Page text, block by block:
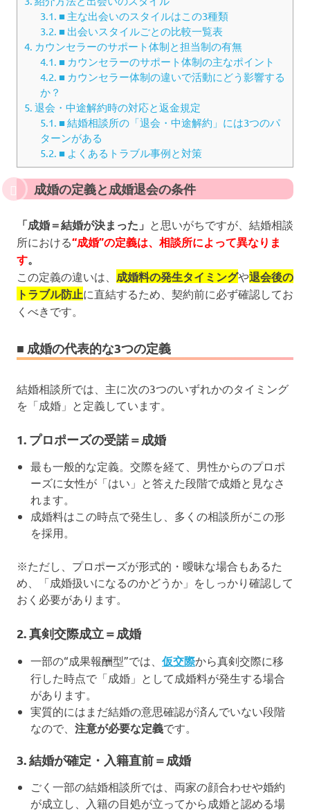
3.1. ■ 主な出会いのスタイルはこの3種類
3.2. ■ 出会いスタイルごとの比較一覧表
4. カウンセラーのサポート体制と担当制の有無
4.1. ■ カウンセラーのサポート体制の主なポイント
4.2. ■ カウンセラー体制の違いで活動にどう影響する
か？
5. 退会・中途解約時の対応と返金規定
5.1. ■ 結婚相談所の「退会・中途解約」には3つのパ
ターンがある
5.2. ■ よくあるトラブル事例と対策
成婚の定義と成婚退会の条件
「成婚＝結婚が決まった」 と思いがちですが、結婚相談
所における“成婚”の定義は、相談所によって異なりま
す。
この定義の違いは、 成婚料の発生タイミングや退会後の
トラブル防止に直結するため、契約前に必ず確認してお
くべきです。
■ 成婚の代表的な3つの定義
結婚相談所では、主に次の3つのいずれかのタイミング
を「成婚」と定義しています。
1. プロポーズの受諾＝成婚
最も一般的な定義。交際を経て、男性からのプロポ
ーズに女性が「はい」と答えた段階で成婚と見なさ
れます。
成婚料はこの時点で発生し、多くの相談所がこの形
を採用。
※ただし、プロポーズが形式的・曖昧な場合もあるた
め、「成婚扱いになるのかどうか」をしっかり確認して
おく必要があります。
2.真剣交際成立＝成婚
一部の“成果報酬型”では、 仮交際から真剣交際に移
行した時点で「成婚」として成婚料が発生する場合
があります。
実質的にはまだ結婚の意思確認が済んでいない段階
なので、 注意が必要な定義です。
3.結婚が確定・入籍直前＝成婚
ごく一部の結婚相談所では、両家の顔合わせや婚約
が成立し、入籍の目処が立ってから成婚と認める場